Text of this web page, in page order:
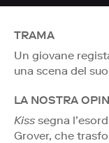
TRAMA
Un giovane
una scena del
LA NOSTRA
Kiss segna
Grover, che